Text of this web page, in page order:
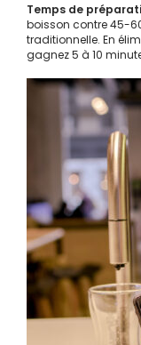
Temps de
boisson contre 45-
traditionnelle. En
gagnez 5 à 10